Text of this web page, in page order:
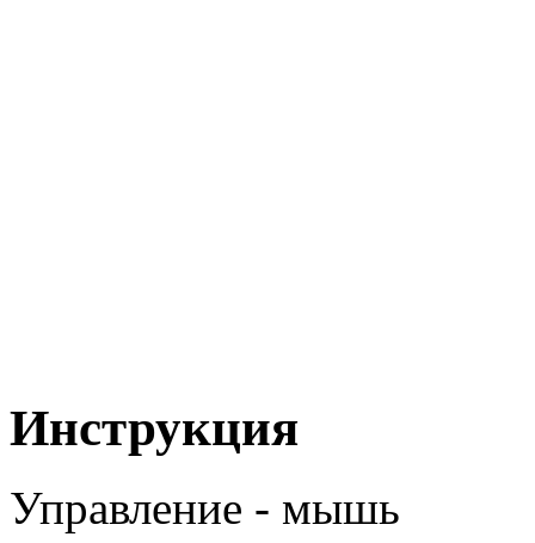
Инструкция
Управление - мышь